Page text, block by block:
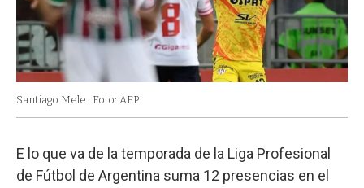
Santiago Mele. Foto: AFP.
E lo que va de la temporada de la Liga Profesional
de Fútbol de Argentina suma 12 presencias en el